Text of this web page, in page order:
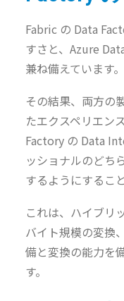
Fabric の Data
すさと、Azure
兼ね備えています。
その結果、両方の
たエクスペリエン
Factory の Data
ッショナルのどち
するようにするこ
これは、ハイブリ
バイト規模の変換
備と変換の能力を
す。